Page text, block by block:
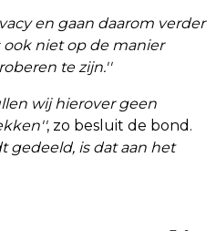
en gaan daarom verder
niet op de manier
te zijn.''
wij hierover geen
, zo besluit de bond.
gedeeld, is dat aan het